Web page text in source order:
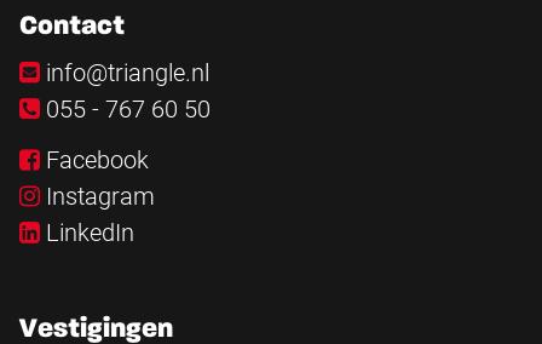
Contact
info@triangle.nl
055 - 767 60 50
Facebook
Instagram
LinkedIn
Vestigingen